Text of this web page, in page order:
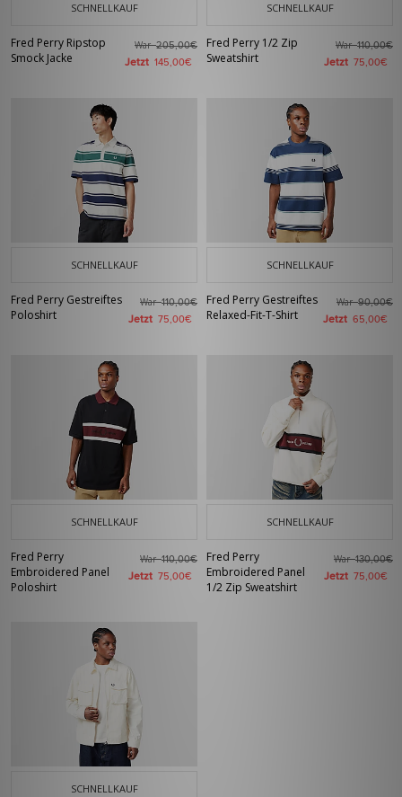
SCHNELLKAUF
Fred Perry Ripstop
Smock Jacke
War205,00€
Jetzt 145,00€
SCHNELLKAUF
Fred Perry 1/2 Zip
Sweatshirt
War110,00€
Jetzt 75,00€
SCHNELLKAUF
Fred Perry Gestreiftes
Poloshirt
War110,00€
Jetzt 75,00€
SCHNELLKAUF
Fred Perry Gestreiftes
Relaxed-Fit-T-Shirt
War90,00€
Jetzt 65,00€
SCHNELLKAUF
Fred Perry
Embroidered Panel
Poloshirt
War110,00€
Jetzt 75,00€
SCHNELLKAUF
Fred Perry
Embroidered Panel
1/2 Zip Sweatshirt
War130,00€
Jetzt 75,00€
SCHNELLKAUF